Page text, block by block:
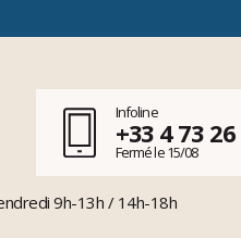
Infoline
+33 4 73
Fermé le 15/08
9h-13h / 14h-18h